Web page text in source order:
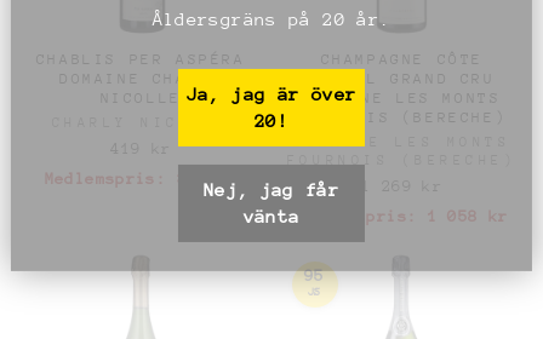
CHABLIS PER ASPÉRA
DOMAINE CHARLY
NICOLLE
Medlemspris:
CHAMPAGNE CÔTE
MESNIL GRAND CRU
DOMAINE LES MONTS
FOURNOIS (BERECHE)
Medlemspris:
1 058 kr
95
JS
Åldersgräns på 20 år.
Ja, jag är över
20!
Nej, jag får
vänta